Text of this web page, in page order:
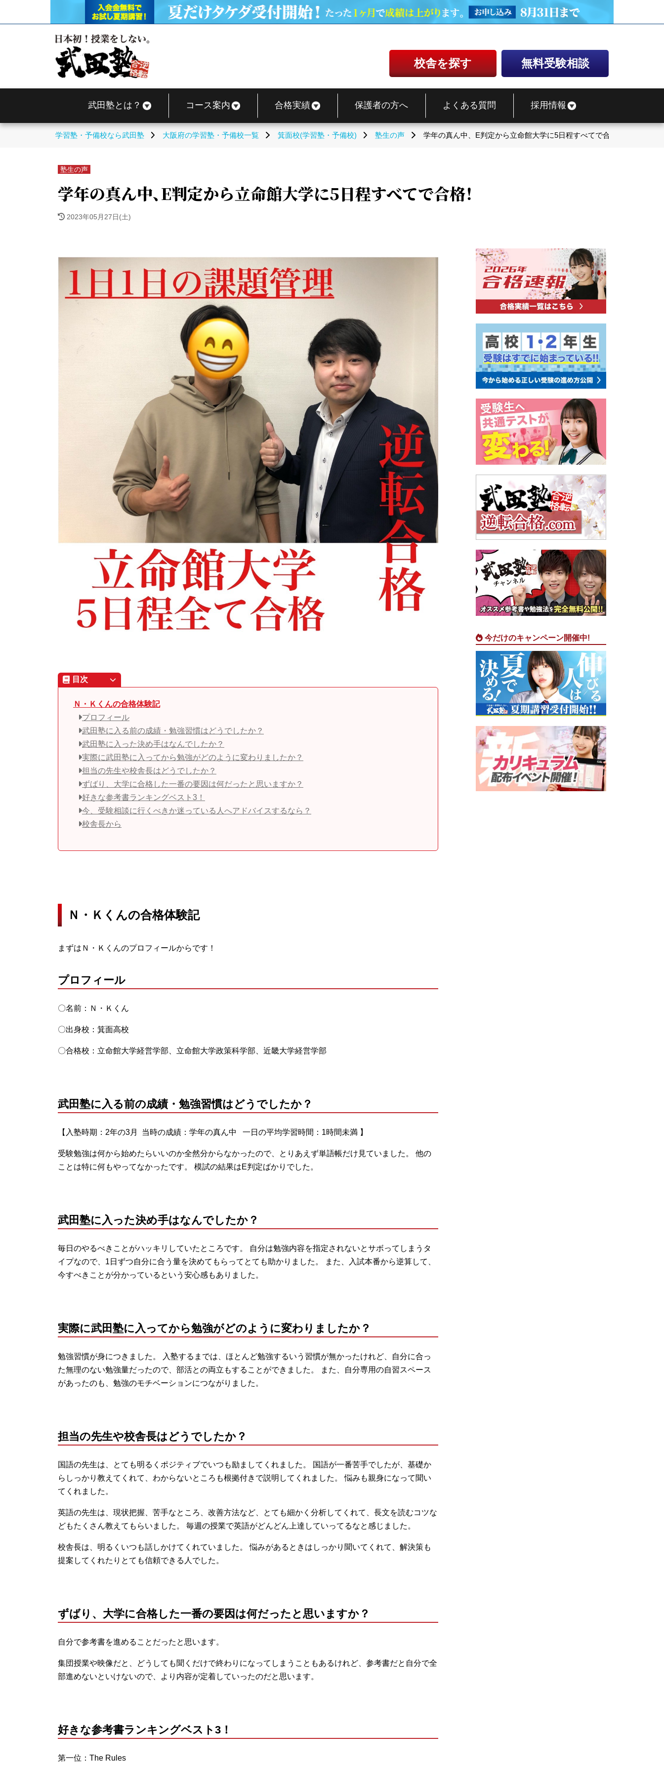
校舎を探す 無料受験相談
武田塾とは？ コース案内 合格実績 保護者の方へ よくある質問 採用情報
学習塾・予備校なら武田塾 大阪府の学習塾・予備校一覧 箕面校(学習塾・予備校) 塾生の声 学年の真ん中、E判定から立命館大学に5日程すべてで合格！
塾生の声
学年の真ん中、E判定から立命館大学に5日程すべてで合格！
2023年05月27日(土)
目次
Ｎ・Ｋくんの合格体験記
プロフィール
武田塾に入る前の成績・勉強習慣はどうでしたか？
武田塾に入った決め手はなんでしたか？
実際に武田塾に入ってから勉強がどのように変わりましたか？
担当の先生や校舎長はどうでしたか？
ずばり、大学に合格した一番の要因は何だったと思いますか？
好きな参考書ランキングベスト3！
今、受験相談に行くべきか迷っている人へアドバイスするなら？
校舎長から
Ｎ・Ｋくんの合格体験記
まずはＮ・Ｋくんのプロフィールからです！
プロフィール
〇名前：Ｎ・Ｋくん
〇出身校：箕面高校
〇合格校：立命館大学経営学部、立命館大学政策科学部、近畿大学経営学部
武田塾に入る前の成績・勉強習慣はどうでしたか？
【入塾時期：2年の3月 当時の成績：学年の真ん中 一日の平均学習時間：1時間未満 】
受験勉強は何から始めたらいいのか全然分からなかったので、とりあえず単語帳だけ見ていました。 他の
ことは特に何もやってなかったです。 模試の結果はE判定ばかりでした。
武田塾に入った決め手はなんでしたか？
毎日のやるべきことがハッキリしていたところです。 自分は勉強内容を指定されないとサボってしまうタ
イプなので、1日ずつ自分に合う量を決めてもらってとても助かりました。 また、入試本番から逆算して、
今すべきことが分かっているという安心感もありました。
実際に武田塾に入ってから勉強がどのように変わりましたか？
勉強習慣が身につきました。 入塾するまでは、ほとんど勉強するいう習慣が無かったけれど、自分に合っ
た無理のない勉強量だったので、部活との両立もすることができました。 また、自分専用の自習スペース
があったのも、勉強のモチベーションにつながりました。
担当の先生や校舎長はどうでしたか？
国語の先生は、とても明るくポジティブでいつも励ましてくれました。 国語が一番苦手でしたが、基礎か
らしっかり教えてくれて、わからないところも根拠付きで説明してくれました。 悩みも親身になって聞い
てくれました。
英語の先生は、現状把握、苦手なところ、改善方法など、とても細かく分析してくれて、長文を読むコツな
どもたくさん教えてもらいました。 毎週の授業で英語がどんどん上達していってるなと感じました。
校舎長は、明るくいつも話しかけてくれていました。 悩みがあるときはしっかり聞いてくれて、解決策も
提案してくれたりとても信頼できる人でした。
ずばり、大学に合格した一番の要因は何だったと思いますか？
自分で参考書を進めることだったと思います。
集団授業や映像だと、どうしても聞くだけで終わりになってしまうこともあるけれど、参考書だと自分で全
部進めないといけないので、より内容が定着していったのだと思います。
好きな参考書ランキングベスト3！
第一位：The Rules
今だけのキャンペーン開催中!